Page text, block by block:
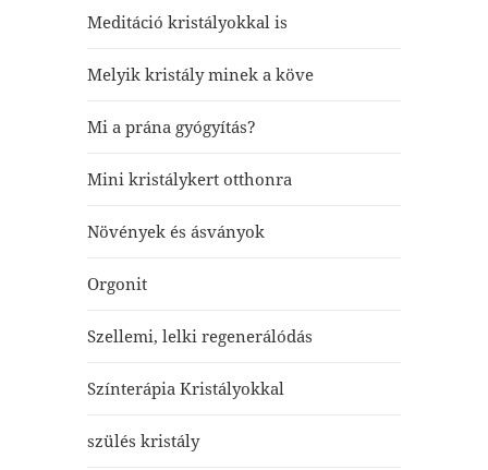
Meditáció kristályokkal is
Melyik kristály minek a köve
Mi a prána gyógyítás?
Mini kristálykert otthonra
Növények és ásványok
Orgonit
Szellemi, lelki regenerálódás
Színterápia Kristályokkal
szülés kristály